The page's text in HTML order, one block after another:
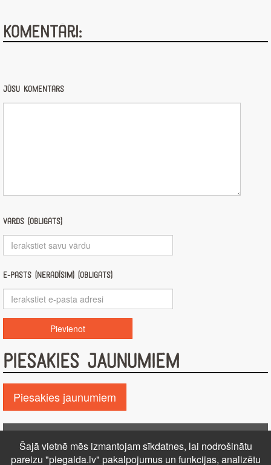
Komentāri:
Jūsu komentārs
Vārds (obligāts)
E-pasts (nerādīsim) (obligāts)
PIESAKIES JAUNUMIEM
Piesakies jaunumiem
Kontakti Reklāma Par mums Autortiesības
Šajā vietnē mēs izmantojam sīkdatnes, lai nodrošinātu
pareizu "piegalda.lv" pakalpojumus un funkcijas, analizētu